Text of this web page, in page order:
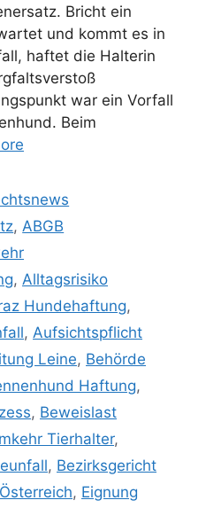
Bricht ein
und kommt es in
haftet die Halterin
war ein Vorfall
Beim
,ABGB
, Alltagsrisiko
Hundehaftung,
, Aufsichtspflicht
Leine, Behörde
Haftung,
, Beweislast
Tierhalter,
, Bezirksgericht
, Eignung